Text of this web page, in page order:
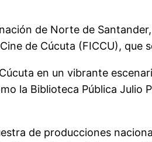
de Norte de
de Cúcuta (FICCU), que
en un vibrante
la Biblioteca Pública Julio
de producciones